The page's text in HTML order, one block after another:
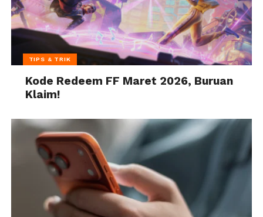
TIPS & TRIK
Kode Redeem FF Maret 2026, Buruan
Klaim!